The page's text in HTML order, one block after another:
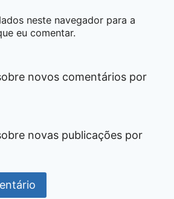
neste navegador para a
eu comentar.
novos comentários por
novas publicações por